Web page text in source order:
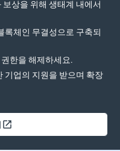
상을 위해 생태계 내에서
록체인 무결성으로 구축되
한을 해제하세요.
기업의 지원을 받으며 확장